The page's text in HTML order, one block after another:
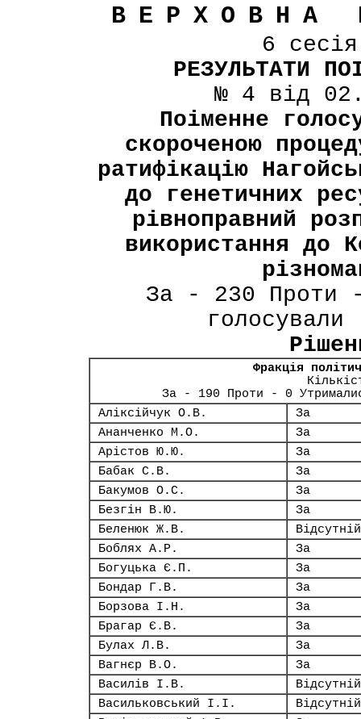
ВЕРХОВНА
6
РЕЗУЛЬТАТИ
№ 4 від
Поіменне
скороченою
ратифікацію
до генетичних
рівноправний
використання до
За - 230 Проти
Фракція
За - 190 Проти - 0
Аліксійчук О.В.
За
Ананченко М.О.
За
Арістов Ю.Ю.
За
Бабак С.В.
За
Бакумов О.С.
За
Безгін В.Ю.
За
Беленюк Ж.В.
Відсутній
Боблях А.Р.
За
Богуцька Є.П.
За
Бондар Г.В.
За
Борзова І.Н.
За
Брагар Є.В.
За
Булах Л.В.
За
Вагнєр В.О.
За
Василів І.В.
Відсутній
Васильковський І.І.
Відсутній